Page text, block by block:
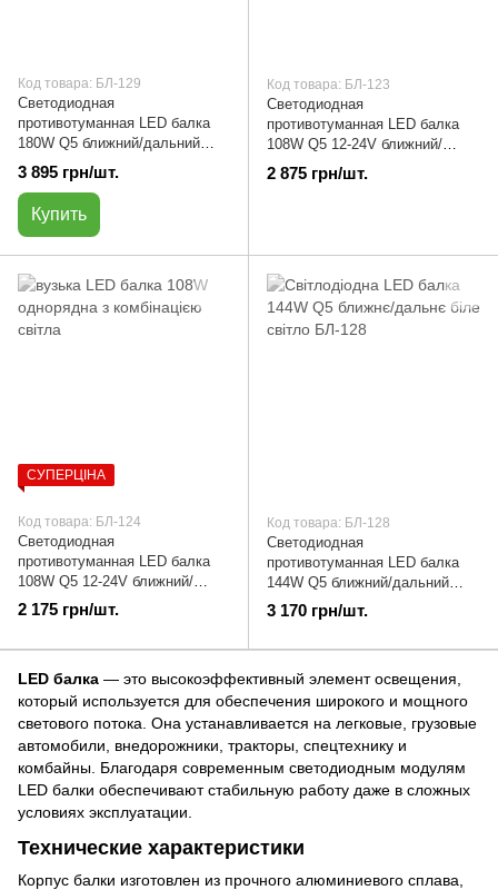
Код товара: БЛ-129
Светодиодная
противотуманная LED балка
180W Q5 ближний/дальний
белый свет | БЛ-129
3 895 грн/шт.
Купить
Код товара: БЛ-123
Светодиодная
противотуманная LED балка
108W Q5 12-24V ближний/
дальний белый свет | БЛ-123
2 875 грн/шт.
СУПЕРЦІНА
Код товара: БЛ-124
Светодиодная
противотуманная LED балка
108W Q5 12-24V ближний/
дальний жёлтый/белый свет |
БЛ-124
2 175 грн/шт.
Код товара: БЛ-128
Светодиодная
противотуманная LED балка
144W Q5 ближний/дальний
белый свет | БЛ-128
3 170 грн/шт.
LED балка — это высокоэффективный элемент освещения,
который используется для обеспечения широкого и мощного
светового потока. Она устанавливается на легковые, грузовые
автомобили, внедорожники, тракторы, спецтехнику и
комбайны. Благодаря современным светодиодным модулям
LED балки обеспечивают стабильную работу даже в сложных
условиях эксплуатации.
Технические характеристики
Корпус балки изготовлен из прочного алюминиевого сплава,